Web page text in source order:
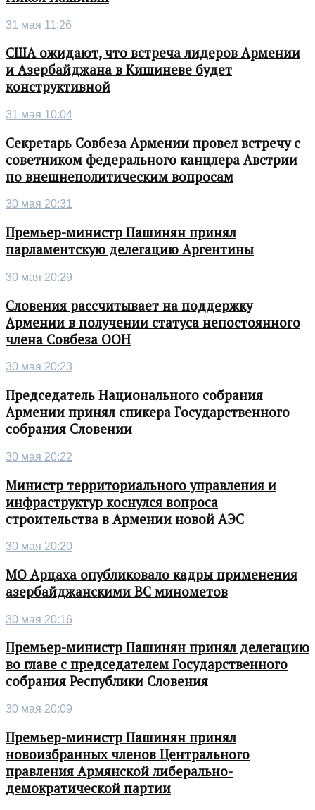
31 мая 11:26
США ожидают, что встреча лидеров Армении
и Азербайджана в Кишиневе будет
конструктивной
31 мая 10:04
Секретарь Совбеза Армении провел встречу с
советником федерального канцлера Австрии
по внешнеполитическим вопросам
30 мая 20:31
Премьер-министр Пашинян принял
парламентскую делегацию Аргентины
30 мая 20:29
Словения рассчитывает на поддержку
Армении в получении статуса непостоянного
члена Совбеза ООН
30 мая 20:23
Председатель Национального собрания
Армении принял спикера Государственного
собрания Словении
30 мая 20:22
Министр территориального управления и
инфраструктур коснулся вопроса
строительства в Армении новой АЭС
30 мая 20:20
МО Арцаха опубликовало кадры применения
азербайджанскими ВС минометов
30 мая 20:16
Премьер-министр Пашинян принял делегацию
во главе с председателем Государственного
собрания Республики Словения
30 мая 20:09
Премьер-министр Пашинян принял
новоизбранных членов Центрального
правления Армянской либерально-
демократической партии